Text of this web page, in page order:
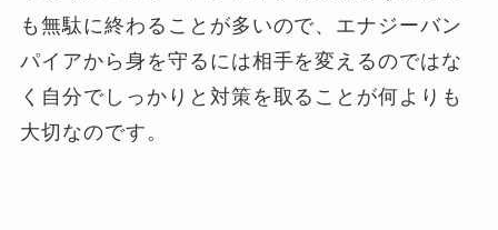
も無駄に終わることが多いので、エナジーバン
パイアから身を守るには相手を変えるのではな
く自分でしっかりと対策を取ることが何よりも
大切なのです。